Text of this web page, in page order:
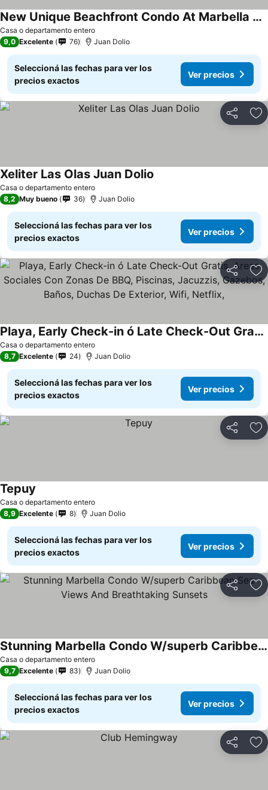
Casa o departamento entero
New Unique Beachfront Condo At Marbella Juan Dolio
9,0 Excelente 76 Juan Dolio
Seleccioná las fechas para ver los
precios exactos
Ver precios
Compartir
Casa o departamento entero
Xeliter Las Olas Juan Dolio
8,2 Muy bueno 36 Juan Dolio
Seleccioná las fechas para ver los
precios exactos
Ver precios
Compartir
Casa o departamento entero
Playa, Early Check-in ó Late Check-Out Gratis, Areas Sociales Con Zonas De BBQ, Piscinas, Jacuzzis, Gazebos, Baños, Duchas De Exterior, Wifi, Netflix,
8,7 Excelente 24 Juan Dolio
Seleccioná las fechas para ver los
precios exactos
Ver precios
Compartir
Casa o departamento entero
Tepuy
8,9 Excelente 8 Juan Dolio
Seleccioná las fechas para ver los
precios exactos
Ver precios
Compartir
Casa o departamento entero
Stunning Marbella Condo W/superb Caribbean Sea Views And Breathtaking Sunsets
9,7 Excelente 83 Juan Dolio
Seleccioná las fechas para ver los
precios exactos
Ver precios
Compartir